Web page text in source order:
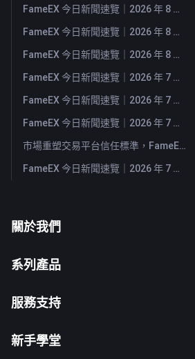
FameEX 今日新聞速覽｜2026 年 8 月 5 日
FameEX 今日新聞速覽｜2026 年 8 月 4 日
FameEX 今日新聞速覽｜2026 年 8 月 3 日
FameEX 今日新聞速覽｜2026 年 7 月 31 日
FameEX 今日新聞速覽｜2026 年 7 月 30 日
FameEX 今日新聞速覽｜2026 年 7 月 29 日
市場重塑交易平台信任標準，FameEX 以八年穩健營運持續服務全球用戶
FameEX 今日新聞速覽｜2026 年 7 月 28 日
關於我們
系列產品
服務支持
新手學堂